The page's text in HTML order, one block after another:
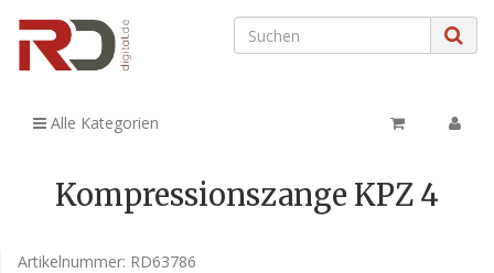
Alle Kategorien
Kompressionszange KPZ 4
Artikelnummer: RD63786